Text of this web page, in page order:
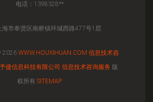
电话：1398328**
海市奉贤区南桥镇环城西路477号1层
2026 WWW.HOUXIHUAN.COM 信息技术咨
捷信息科技有限公司 信息技术咨询服务 版
权所有 SITEMAP